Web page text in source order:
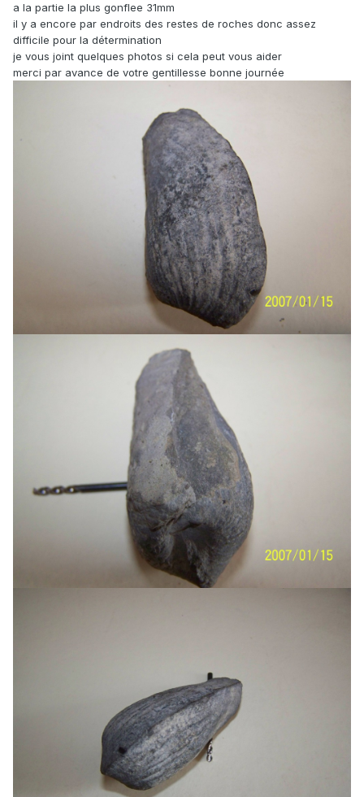
a la partie la plus gonflee 31mm
il y a encore par endroits des restes de roches donc assez
difficile pour la détermination
je vous joint quelques photos si cela peut vous aider
merci par avance de votre gentillesse bonne journée